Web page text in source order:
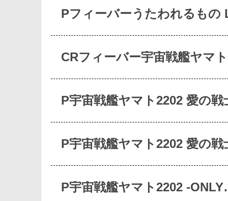
Pフィーバーうたわれるも
CRフィーバー宇宙戦艦ヤマ
P宇宙戦艦ヤマト2202 愛の
P宇宙戦艦ヤマト2202 愛の
P宇宙戦艦ヤマト2202 -